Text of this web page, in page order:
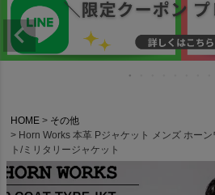
HOME
その他
Horn Works 本革 Pジャケット メンズ ホー
ト/ミリタリージャケット